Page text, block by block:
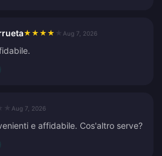
★ ★ ★ ★ Aug 7, 2026
Aug 7, 2026
e affidabile. Cos'altro serve?